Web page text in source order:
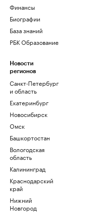
Финансы
Биографии
База знаний
РБК Образование
Новости
регионов
Санкт-Петербург
и область
Екатеринбург
Новосибирск
Омск
Башкортостан
Вологодская
область
Калининград
Краснодарский
край
Нижний
Новгород